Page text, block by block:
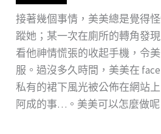
接著幾個事情，美美總是覺得
蹤她；某一次在廁所的轉角發
看他神情慌張的收起手機，令
服。過沒多久時間，美美在
私有的裙下風光被公佈在網站
阿成的事…。美美可以怎麼做呢